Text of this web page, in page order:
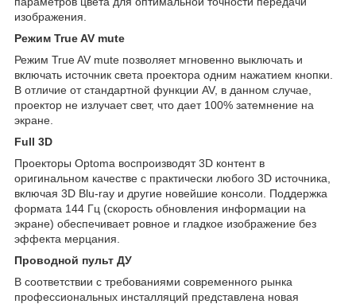
изображения.
Режим True AV mute
Режим True AV mute позволяет мгновенно выключать и
включать источник света проектора одним нажатием кнопки.
В отличие от стандартной функции AV, в данном случае,
проектор не излучает свет, что дает 100% затемнение на
экране.
Full 3D
Проекторы Optoma воспроизводят 3D контент в
оригинальном качестве с практически любого 3D источника,
включая 3D Blu-ray и другие новейшие консоли. Поддержка
формата 144 Гц (скорость обновления информации на
экране) обеспечивает ровное и гладкое изображение без
эффекта мерцания.
Проводной пульт ДУ
В соответствии с требованиями современного рынка
профессиональных инсталляций представлена новая